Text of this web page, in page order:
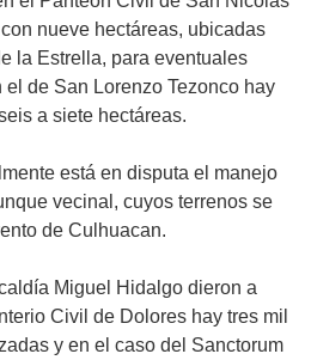
nueve hectáreas, ubicadas
la Estrella, para eventuales
de San Lorenzo Tezonco hay
a siete hectáreas.
está en disputa el manejo
vecinal, cuyos terrenos se
de Culhuacan.
Miguel Hidalgo dieron a
Civil de Dolores hay tres mil
y en el caso del Sanctorum